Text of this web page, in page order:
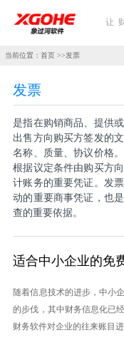
让
当前位置：首页 >>发票
发票
是指在购销商品、提供
出售方向购买方签发的
名称、质量、协议价格
根据议定条件由购买方
计账务的重要凭证。发
动的重要商事凭证，也
查的重要依据。
适合中小企业的免
随着信息技术的进步，中小
的步伐，其中财务信息化已
财务软件对企业的往来账目